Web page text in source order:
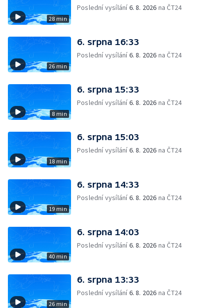
28 min
Poslední vysílání6. 8. 2026 na ČT24
26 min
6. srpna 16:33
Poslední vysílání6. 8. 2026 na ČT24
8 min
6. srpna 15:33
Poslední vysílání6. 8. 2026 na ČT24
18 min
6. srpna 15:03
Poslední vysílání6. 8. 2026 na ČT24
19 min
6. srpna 14:33
Poslední vysílání6. 8. 2026 na ČT24
40 min
6. srpna 14:03
Poslední vysílání6. 8. 2026 na ČT24
26 min
6. srpna 13:33
Poslední vysílání6. 8. 2026 na ČT24